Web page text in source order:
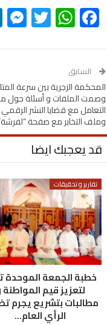
Facebook
السابق
المحكمة الزجرية بين سرعة
وصمت الملفات و أسئلة حول
التعامل مع قضايا النشر الرقمي
وملف التخابر مع صفحة
قد يعجبك ايضا
تقارير و تحقيقات
خطبة الجمعة الموحدة
لتعزيز قيم المواطنة
مطالبات بتشريع يجرم
الرأي العام…